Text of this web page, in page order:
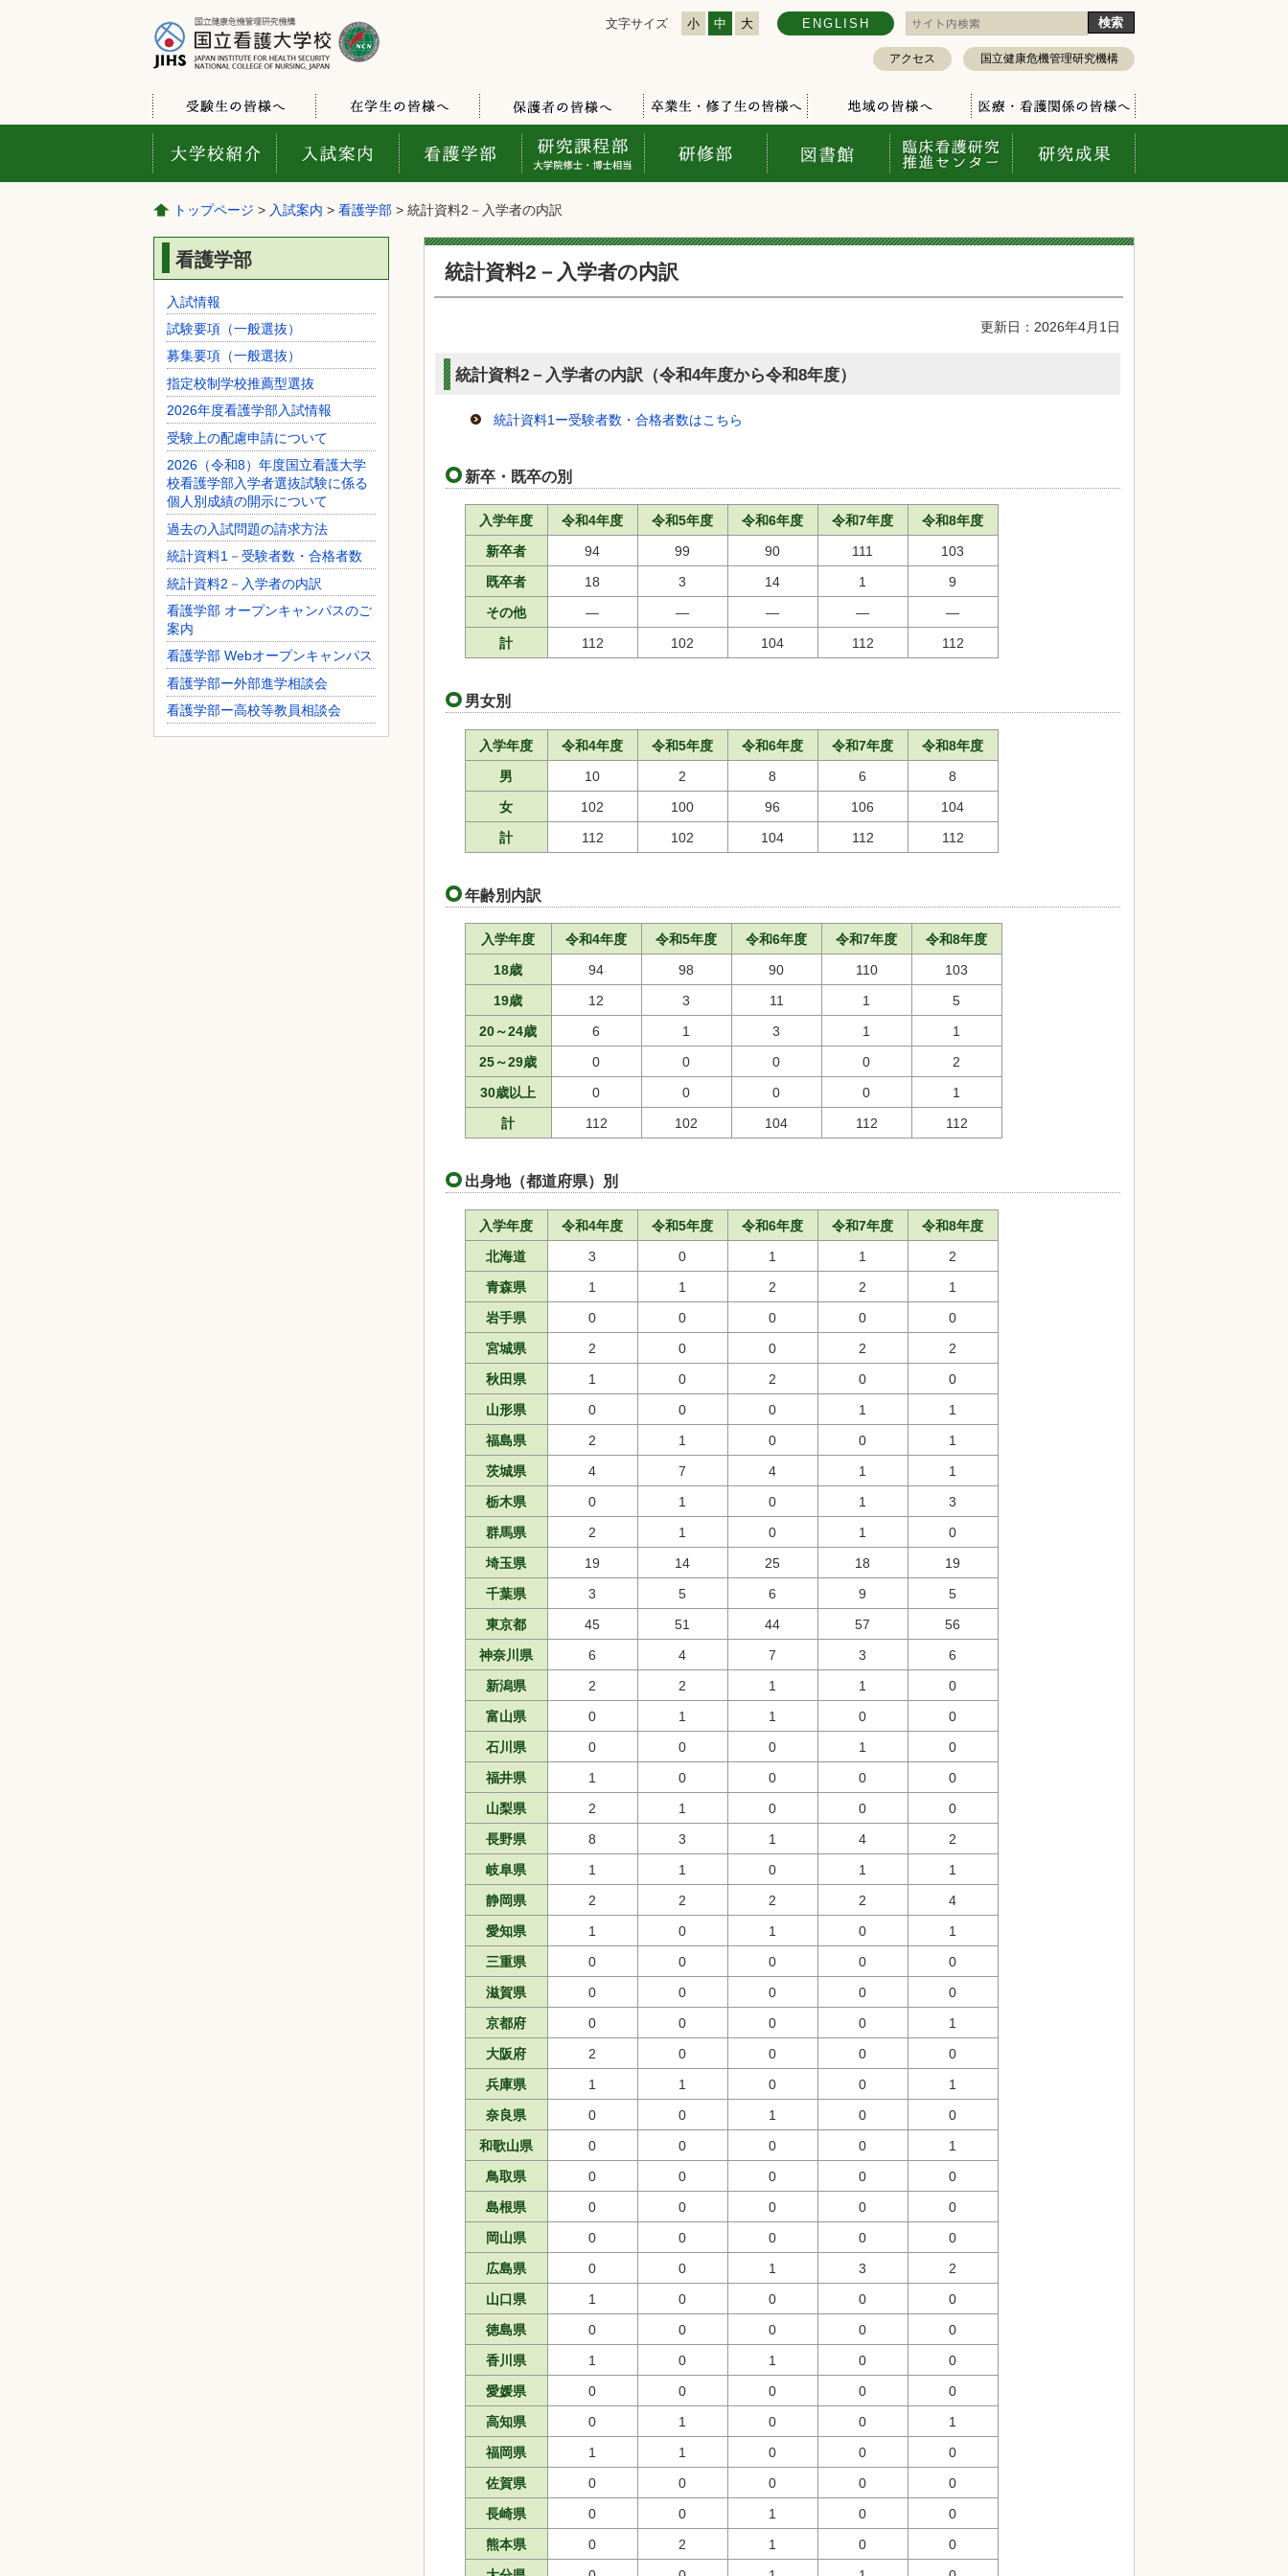
文字サイズ 小 中 大 ENGLISH
アクセス 国立健康危機管理研究機構
トップページ > 入試案内 >看護学部 > 統計資料2－入学者の内訳
統計資料2－入学者の内訳
更新日：2026年4月1日
統計資料2－入学者の内訳（令和4年度から令和8年度）
統計資料1ー受験者数・合格者数はこちら
新卒・既卒の別
入学年度 令和4年度 令和5年度 令和6年度 令和7年度
令和8年度
新卒者
94 99 90 111
103
既卒者
18 3 14 1
9
その他
― ― ― ―
―
計
112 102 104 112 112
男女別
入学年度 令和4年度 令和5年度 令和6年度 令和7年度
令和8年度
男
10 2 8 6
8
女
102 100 96 106
104
計
112 102 104 112 112
年齢別内訳
入学年度 令和4年度 令和5年度 令和6年度 令和7年度
令和8年度
18歳
94 98 90 110
103
19歳
12 3 11 1
5
20～24歳
6 1 3 1
1
25～29歳
0 0 0 0
2
30歳以上
0 0 0 0
1
計
112 102 104 112 112
出身地（都道府県）別
入学年度 令和4年度 令和5年度 令和6年度 令和7年度
令和8年度
北海道
3 0 1 1
2
青森県
1 1 2 2
1
岩手県
0 0 0 0
0
宮城県
2 0 0 2
2
秋田県
1 0 2 0
0
山形県
0 0 0 1
1
福島県
2 1 0 0
1
茨城県
4 7 4 1
1
栃木県
0 1 0 1
3
群馬県
2 1 0 1
0
埼玉県
19 14 25 18
19
千葉県
3 5 6 9
5
東京都
45 51 44 57
56
神奈川県
6 4 7 3
6
新潟県
2 2 1 1
0
富山県
0 1 1 0
0
石川県
0 0 0 1
0
福井県
1 0 0 0
0
山梨県
2 1 0 0
0
長野県
8 3 1 4
2
岐阜県
1 1 0 1
1
静岡県
2 2 2 2
4
愛知県
1 0 1 0
1
三重県
0 0 0 0
0
滋賀県
0 0 0 0
0
京都府
0 0 0 0
1
大阪府
2 0 0 0
0
兵庫県
1 1 0 0
1
奈良県
0 0 1 0
0
和歌山県
0 0 0 0
1
鳥取県
0 0 0 0
0
島根県
0 0 0 0
0
岡山県
0 0 0 0
0
広島県
0 0 1 3
2
山口県
1 0 0 0
0
徳島県
0 0 0 0
0
香川県
1 0 1 0
0
愛媛県
0 0 0 0
0
高知県
0 1 0 0
1
福岡県
1 1 0 0
0
佐賀県
0 0 0 0
0
長崎県
0 0 1 0
0
熊本県
0 2 1 0
0
看護学部
入試情報
試験要項（一般選抜）
募集要項（一般選抜）
指定校制学校推薦型選抜
2026年度看護学部入試情報
受験上の配慮申請について
2026（令和8）年度国立看護大学
校看護学部入学者選抜試験に係る
個人別成績の開示について
過去の入試問題の請求方法
統計資料1－受験者数・合格者数
統計資料2－入学者の内訳
看護学部 オープンキャンパスのご
案内
看護学部 Webオープンキャンパス
看護学部ー外部進学相談会
看護学部ー高校等教員相談会